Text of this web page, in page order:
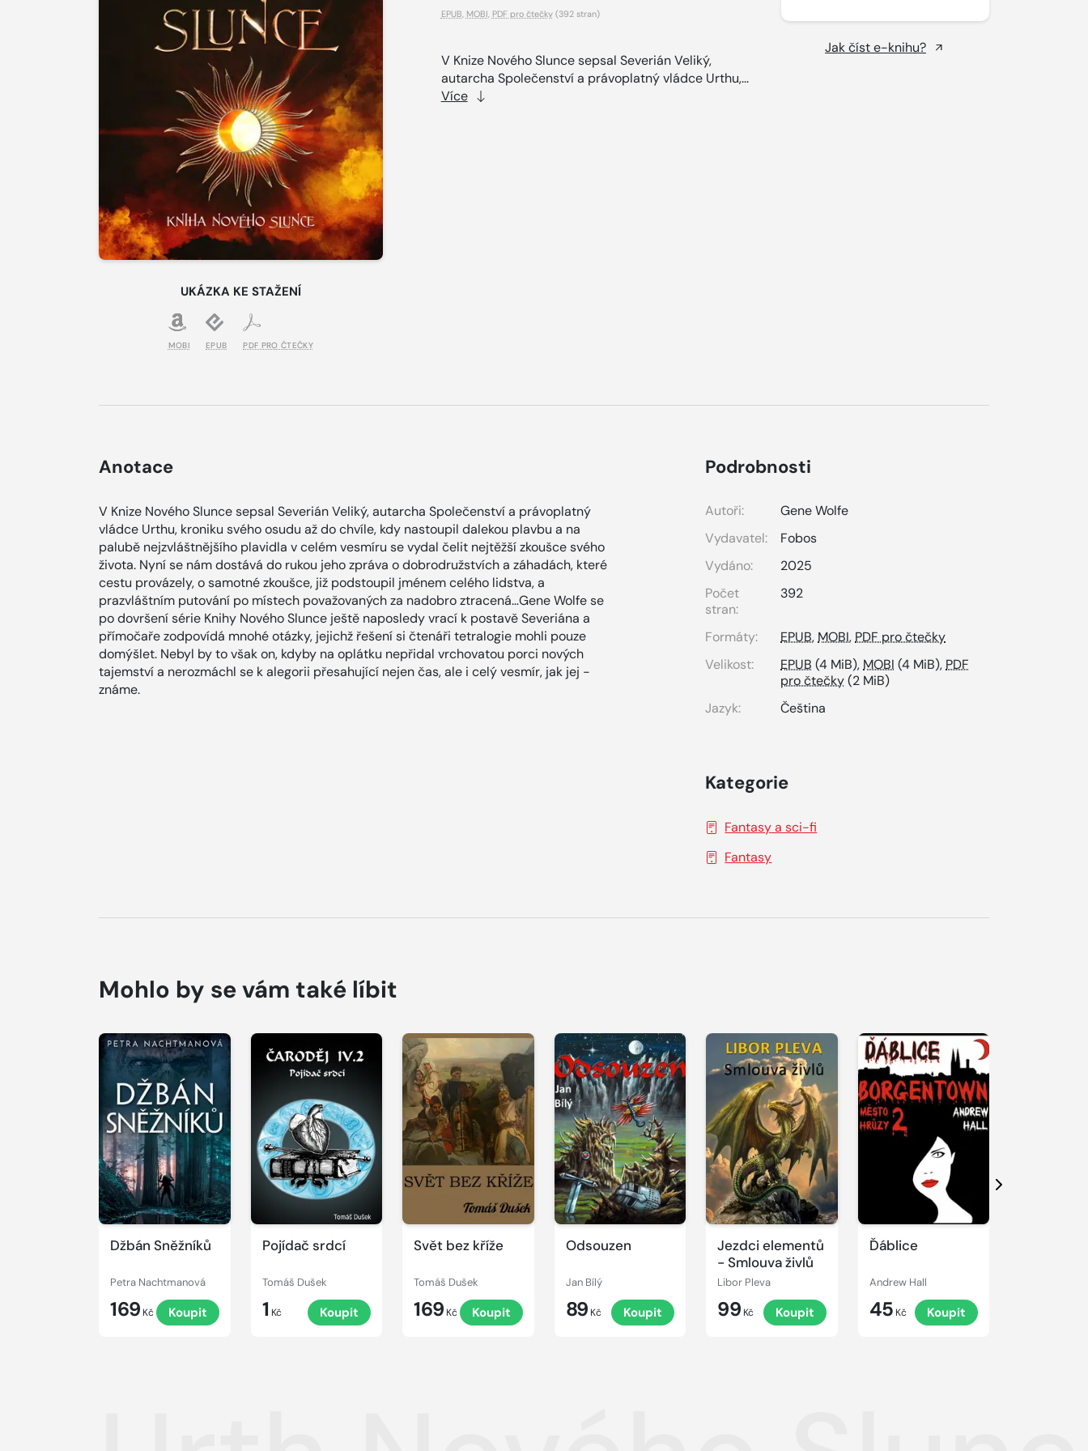
UKÁZKA KE STAŽENÍ
MOBI EPUB PDF PRO ČTEČKY
EPUB MOBI PDF pro čtečky(392 stran)
V Knize Nového Slunce sepsal Seve­rián Veliký,
autarcha Společenství a právoplatný vládce Urthu,...
Více
Jak číst e-knihu?
Anotace
V Knize Nového Slunce sepsal Seve­rián Veliký, autarcha Společenství a právoplatný
vládce Urthu, kroniku svého osudu až do chvíle, kdy nastoupil dalekou plavbu a na
palubě nejzvláštnějšího plavidla v celém vesmíru se vydal čelit nejtěžší zkoušce svého
života. Nyní se nám dostává do rukou jeho zpráva o dobrodružstvích a záhadách, které
cestu provázely, o samotné zkoušce, již podstoupil jménem celého lidstva, a
prazvláštním putování po místech považovaných za nadobro ztracená…Gene Wolfe se
po dovršení série Knihy Nového Slunce ještě naposledy vrací k postavě Severiána a
přímočaře zodpovídá mnohé otázky, jejichž řešení si čtenáři tetralogie mohli pouze
domýšlet. Nebyl by to však on, kdyby na oplátku nepřidal vrchovatou porci nových
tajemství a nerozmáchl se k alegorii přesahující nejen čas, ale i celý vesmír, jak jej ­
známe.
Podrobnosti
Autoři:
Gene Wolfe
Vydavatel:
Fobos
Vydáno:
2025
Počet
stran:
392
Formáty: EPUB, MOBI, PDF pro čtečky
Velikost:
EPUB (4 MiB), MOBI (4 MiB), PDF
pro čtečky(2 MiB)
Jazyk:
Čeština
Kategorie
Fantasy a sci-fi
Fantasy
Mohlo by se vám také líbit
Džbán Sněžníků
Petra Nachtmanová
169 Kč Koupit
Pojídač srdcí
Tomáš Dušek
1 Kč Koupit
Svět bez kříže
Tomáš Dušek
169 Kč Koupit
Odsouzen
Jan Bílý
89 Kč Koupit
Jezdci elementů
- Smlouva živlů
Libor Pleva
99 Kč Koupit
Ďáblice
Andrew Hall
45 Kč Koupit
Další